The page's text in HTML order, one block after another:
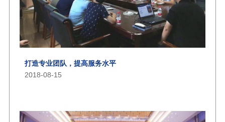
打造专业团队，提高服务水平
2018-08-15